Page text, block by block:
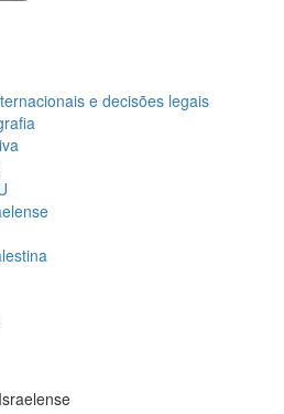
e decisões legais